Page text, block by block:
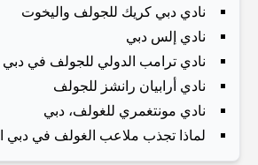
أشياء يمكنك القيام بها في دبي خلال
للتغلب على الحرارة
أفضل الهدايا الفاخرة للرجال: أفكار
Bay, Dubai: Your Ultimate
نادي دبي كريك للجولف واليخوت
نادي إلس دبي
نادي ترامب الدولي للجولف في دبي
نادي أرابيان رانشز للجولف
نادي مونتغمري للغولف، دبي
لماذا تجذب ملاعب الغولف في دبي